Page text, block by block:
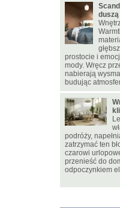
duszą
prostocie i
mody. Wręcz
nabierają
budując
podróży,
zatrzymać ten
czarowi
przenieść do
odpoczynkiem